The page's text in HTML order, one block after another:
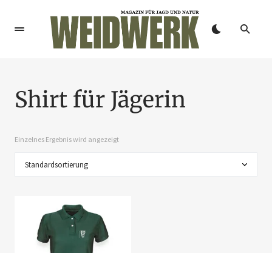
Shirt für Jägerin
Einzelnes Ergebnis wird angezeigt